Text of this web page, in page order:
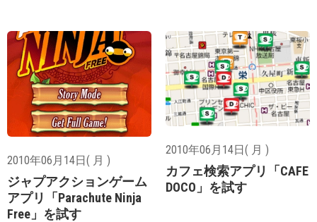
2010年06月14日( 月 )
ジャプアクションゲーム
アプリ「Parachute Ninja
Free」を試す
2010年06月14日( 月 )
カフェ検索アプリ「CAFE
DOCO」を試す